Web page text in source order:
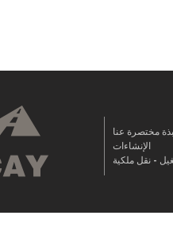
مختصرة عنا
الإنشاءات
- نقل ملكية